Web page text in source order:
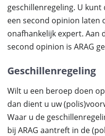
geschillenregeling. U kunt
een second opinion laten
onafhankelijk expert. Aan
second opinion is ARAG
Geschillenregeling
Wilt u een beroep doen
dan dient u uw
Waar u de
bij ARAG aantreft in de